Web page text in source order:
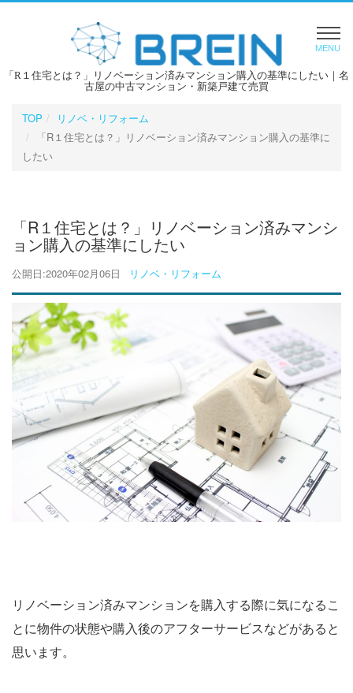
MENU
「R１住宅とは？」リノベーション済みマンション購入の基準にしたい｜名
古屋の中古マンション・新築戸建て売買
TOP
リノベ・リフォーム
「R１住宅とは？」リノベーション済みマンション購入の基準に
したい
「R１住宅とは？」リノベーション済みマンシ
ョン購入の基準にしたい
公開日:2020年02月06日 リノベ・リフォーム
リノベーション済みマンションを購入する際に気になるこ
とに物件の状態や購入後のアフターサービスなどがあると
思います。